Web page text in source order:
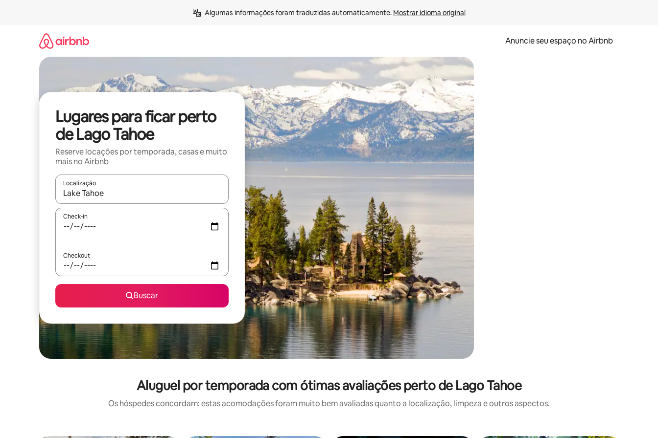
Algumas informações foram traduzidas automaticamente. Mostrar idioma original
Anuncie seu espaço no Airbnb
Lugares para ficar perto
de Lago Tahoe
Reserve locações por temporada, casas e muito
mais no Airbnb
Localização
Quando os resultados estiverem disponíveis, explore-os usando as seta para cima e para baixo do teclado ou tocando e deslizando o dedo na tela.
Check-in
Checkout
Buscar
Aluguel por temporada com ótimas avaliações perto de Lago Tahoe
Os hóspedes concordam: estas acomodações foram muito bem avaliadas quanto a localização, limpeza e outros aspectos.